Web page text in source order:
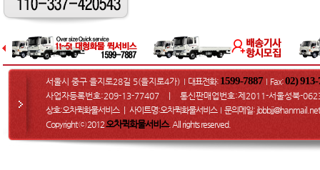
서울시 중구 을지로28길 5(을지로4가) I 대표전화: 1599-7887 I Fax:02)
사업자등록번호:209-13-77407 ㅣ 통신판매업번호:제2011-서울성북-
상호:오차퀵화물서비스 ㅣ 사이트명:오차퀵화물서비스 I 문의메일: jbbbjj@hanmail.net
Copyright ⓒ 2012오차퀵화물서비스. All rights reserved.